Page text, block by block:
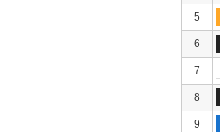
5
6
7
8
9